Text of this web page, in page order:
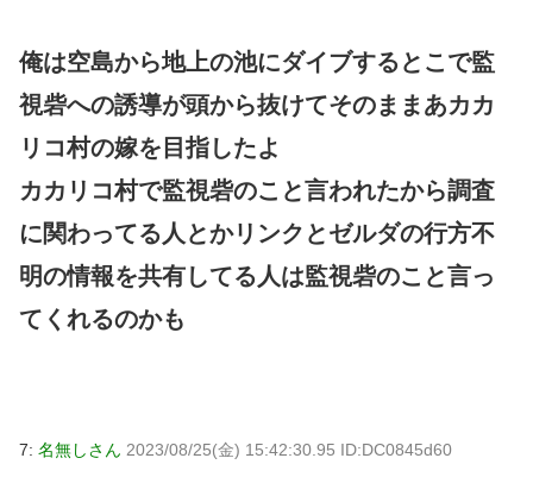
俺は空島から地上の池にダイブするとこで監
視砦への誘導が頭から抜けてそのままあカカ
リコ村の嫁を目指したよ
カカリコ村で監視砦のこと言われたから調査
に関わってる人とかリンクとゼルダの行方不
明の情報を共有してる人は監視砦のこと言っ
てくれるのかも
7: 名無しさん 2023/08/25(金) 15:42:30.95 ID:DC0845d60